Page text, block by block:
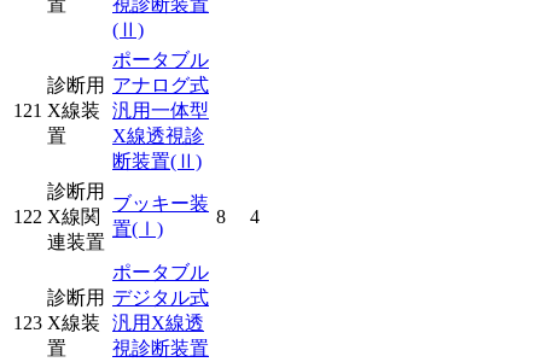
置
視診断装置
(Ⅱ)
121
診断用
X線装
置
ポータブル
アナログ式
汎用一体型
X線透視診
断装置(Ⅱ)
122
診断用
X線関
連装置
ブッキー装
置(Ⅰ)
8 4
123
診断用
X線装
置
ポータブル
デジタル式
汎用X線透
視診断装置